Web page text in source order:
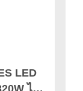
LED